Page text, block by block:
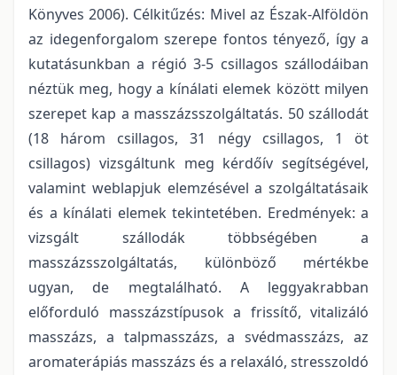
Könyves 2006). Célkitűzés: Mivel az Észak-Alföldön
az idegenforgalom szerepe fontos tényező, így a
kutatásunkban a régió 3-5 csillagos szállodáiban
néztük meg, hogy a kínálati elemek között milyen
szerepet kap a masszázsszolgáltatás. 50 szállodát
(18 három csillagos, 31 négy csillagos, 1 öt
csillagos) vizsgáltunk meg kérdőív segítségével,
valamint weblapjuk elemzésével a szolgáltatásaik
és a kínálati elemek tekintetében. Eredmények: a
vizsgált szállodák többségében a
masszázsszolgáltatás, különböző mértékbe
ugyan, de megtalálható. A leggyakrabban
előforduló masszázstípusok a frissítő, vitalizáló
masszázs, a talpmasszázs, a svédmasszázs, az
aromaterápiás masszázs és a relaxáló, stresszoldó